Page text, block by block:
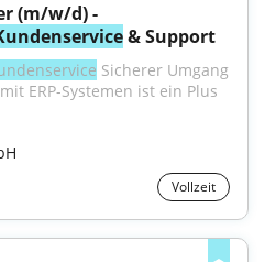
(m/w/d) -
& Support
Sicherer Umgang
ERP-Systemen ist ein Plus
Vollzeit